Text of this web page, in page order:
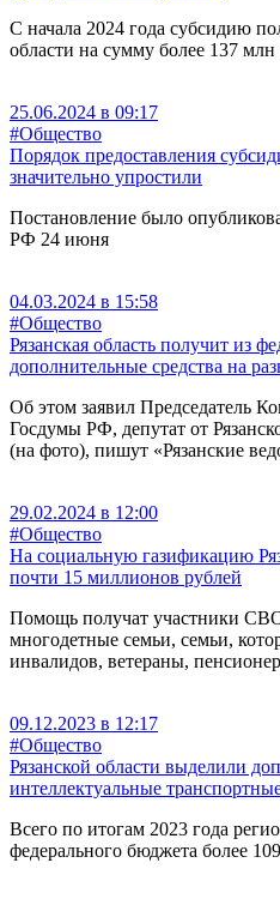
С начала 2024 года субсидию
области на сумму более 137 млн
25.06.2024 в 09:17
#Общество
Порядок предоставления
значительно упростили
Постановление было
РФ 24 июня
04.03.2024 в 15:58
#Общество
Рязанская область получит из
дополнительные средства на
Об этом заявил Председатель
Госдумы РФ, депутат от
(на фото), пишут «Рязанские
29.02.2024 в 12:00
#Общество
На социальную газификацию
почти 15 миллионов рублей
Помощь получат участники
многодетные семьи, семьи,
инвалидов, ветераны,
09.12.2023 в 12:17
#Общество
Рязанской области выделили
интеллектуальные
Всего по итогам 2023 года
федерального бюджета более